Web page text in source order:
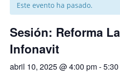
Este evento ha pasado.
Sesión: Reforma
Infonavit
abril 10, 2025 @ 4:00 pm-